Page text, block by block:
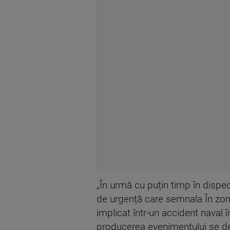
„În urmă cu puțin timp în
de urgență care semnala În
implicat într-un accident naval
producerea evenimentului se